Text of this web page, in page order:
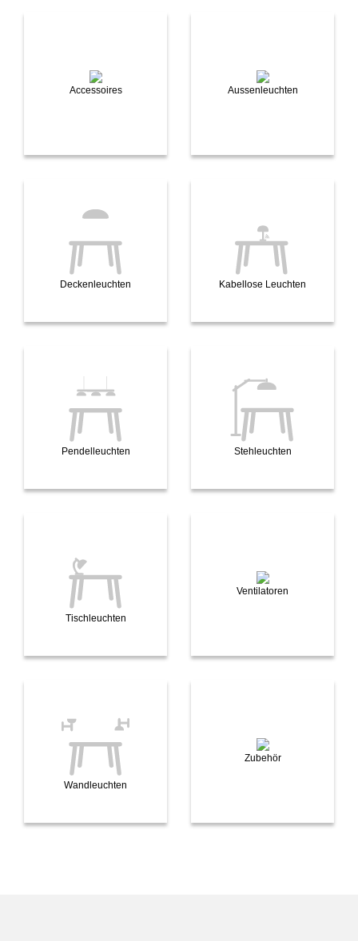
Accessoires Aussenleuchten
Deckenleuchten Kabellose Leuchten
Pendelleuchten Stehleuchten
Tischleuchten
Ventilatoren
Wandleuchten
Zubehör